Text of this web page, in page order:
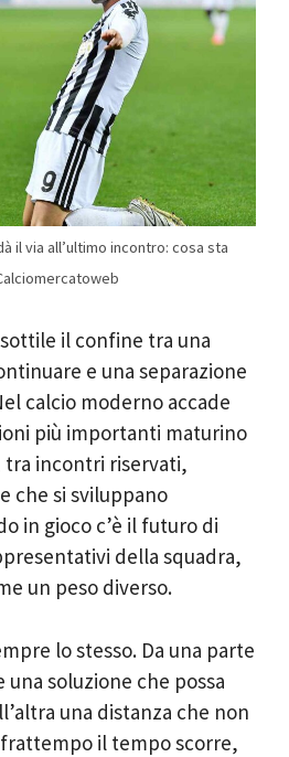
il via all’ultimo incontro: cosa sta
il confine tra una
e una separazione
calcio moderno accade
più importanti maturino
incontri riservati,
che si sviluppano
in gioco c’è il futuro di
della squadra,
un peso diverso.
lo stesso. Da una parte
soluzione che possa
una distanza che non
il tempo scorre,